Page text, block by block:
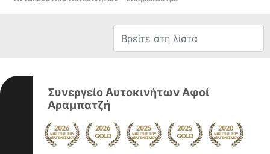
Συνεργείο Αυτοκινήτων Αφοί
Αραμπατζή